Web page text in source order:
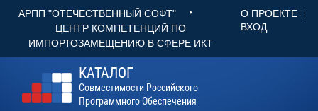
АРПП "ОТЕЧЕСТВЕННЫЙ СОФТ" •
ЦЕНТР КОМПЕТЕНЦИЙ ПО
ИМПОРТОЗАМЕЩЕНИЮ В СФЕРЕ ИКТ
О ПРОЕКТЕ
ВХОД
КАТАЛОГ
Совместимости Российского
Программного Обеспечения